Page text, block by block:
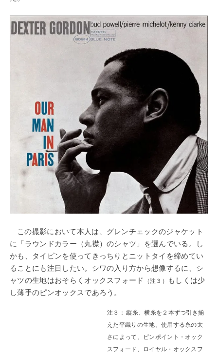
この撮影において本人は、グレンチェックのジャケット
に「ラウンドカラー（丸襟）のシャツ」を選んでいる。し
かも、タイピンを使ってきっちりとニットタイを締めてい
ることにも注目したい。シワの入り方から想像するに、シ
ャツの生地はおそらくオックスフォード
（注３）
もしくは少
し薄手のピンオックスであろう。
注３： 縦糸、横糸を２本ずつ引き揃
えた平織りの生地。使用する糸の太
さによって、ピンポイント・オック
スフォード、ロイヤル・オックスフ